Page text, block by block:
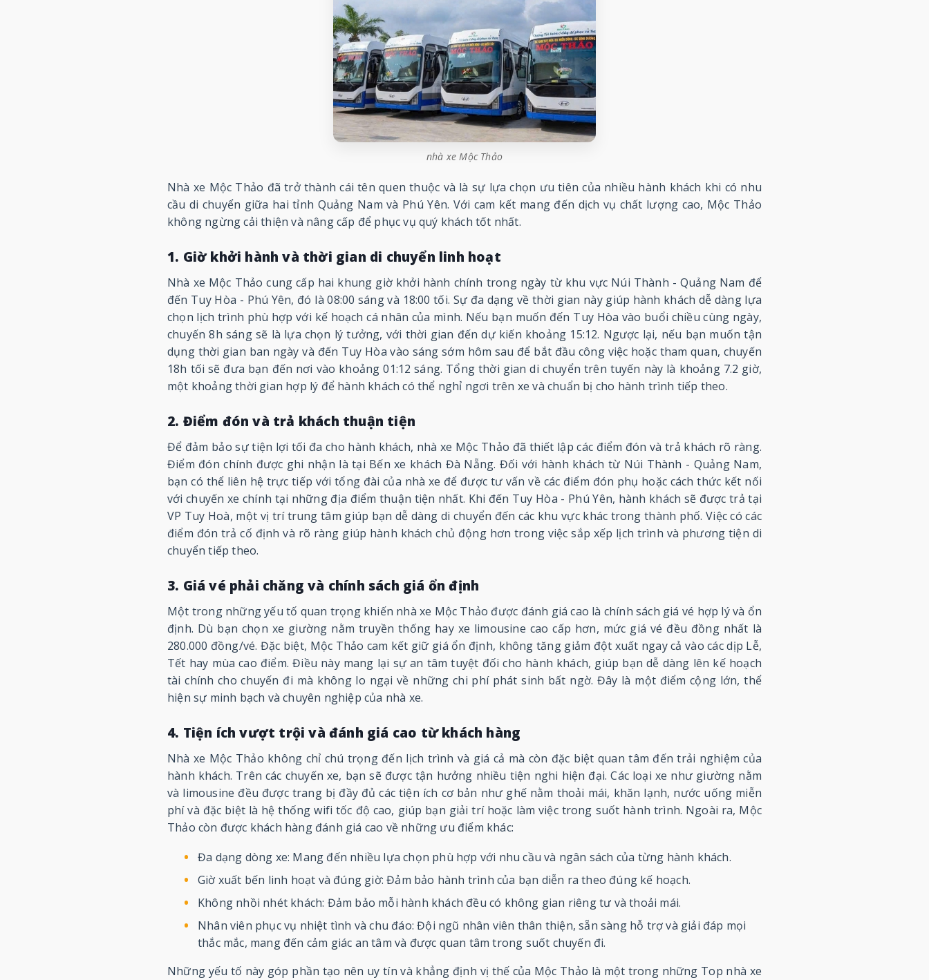
nhà xe Mộc Thảo
Nhà xe Mộc Thảo đã trở thành cái tên quen thuộc và là sự lựa chọn ưu tiên của nhiều hành khách khi có nhu
cầu di chuyển giữa hai tỉnh Quảng Nam và Phú Yên. Với cam kết mang đến dịch vụ chất lượng cao, Mộc Thảo
không ngừng cải thiện và nâng cấp để phục vụ quý khách tốt nhất.
1. Giờ khởi hành và thời gian di chuyển linh hoạt
Nhà xe Mộc Thảo cung cấp hai khung giờ khởi hành chính trong ngày từ khu vực Núi Thành - Quảng Nam để
đến Tuy Hòa - Phú Yên, đó là 08:00 sáng và 18:00 tối. Sự đa dạng về thời gian này giúp hành khách dễ dàng lựa
chọn lịch trình phù hợp với kế hoạch cá nhân của mình. Nếu bạn muốn đến Tuy Hòa vào buổi chiều cùng ngày,
chuyến 8h sáng sẽ là lựa chọn lý tưởng, với thời gian đến dự kiến khoảng 15:12. Ngược lại, nếu bạn muốn tận
dụng thời gian ban ngày và đến Tuy Hòa vào sáng sớm hôm sau để bắt đầu công việc hoặc tham quan, chuyến
18h tối sẽ đưa bạn đến nơi vào khoảng 01:12 sáng. Tổng thời gian di chuyển trên tuyến này là khoảng 7.2 giờ,
một khoảng thời gian hợp lý để hành khách có thể nghỉ ngơi trên xe và chuẩn bị cho hành trình tiếp theo.
2. Điểm đón và trả khách thuận tiện
Để đảm bảo sự tiện lợi tối đa cho hành khách, nhà xe Mộc Thảo đã thiết lập các điểm đón và trả khách rõ ràng.
Điểm đón chính được ghi nhận là tại Bến xe khách Đà Nẵng. Đối với hành khách từ Núi Thành - Quảng Nam,
bạn có thể liên hệ trực tiếp với tổng đài của nhà xe để được tư vấn về các điểm đón phụ hoặc cách thức kết nối
với chuyến xe chính tại những địa điểm thuận tiện nhất. Khi đến Tuy Hòa - Phú Yên, hành khách sẽ được trả tại
VP Tuy Hoà, một vị trí trung tâm giúp bạn dễ dàng di chuyển đến các khu vực khác trong thành phố. Việc có các
điểm đón trả cố định và rõ ràng giúp hành khách chủ động hơn trong việc sắp xếp lịch trình và phương tiện di
chuyển tiếp theo.
3. Giá vé phải chăng và chính sách giá ổn định
Một trong những yếu tố quan trọng khiến nhà xe Mộc Thảo được đánh giá cao là chính sách giá vé hợp lý và ổn
định. Dù bạn chọn xe giường nằm truyền thống hay xe limousine cao cấp hơn, mức giá vé đều đồng nhất là
280.000 đồng/vé. Đặc biệt, Mộc Thảo cam kết giữ giá ổn định, không tăng giảm đột xuất ngay cả vào các dịp Lễ,
Tết hay mùa cao điểm. Điều này mang lại sự an tâm tuyệt đối cho hành khách, giúp bạn dễ dàng lên kế hoạch
tài chính cho chuyến đi mà không lo ngại về những chi phí phát sinh bất ngờ. Đây là một điểm cộng lớn, thể
hiện sự minh bạch và chuyên nghiệp của nhà xe.
4. Tiện ích vượt trội và đánh giá cao từ khách hàng
Nhà xe Mộc Thảo không chỉ chú trọng đến lịch trình và giá cả mà còn đặc biệt quan tâm đến trải nghiệm của
hành khách. Trên các chuyến xe, bạn sẽ được tận hưởng nhiều tiện nghi hiện đại. Các loại xe như giường nằm
và limousine đều được trang bị đầy đủ các tiện ích cơ bản như ghế nằm thoải mái, khăn lạnh, nước uống miễn
phí và đặc biệt là hệ thống wifi tốc độ cao, giúp bạn giải trí hoặc làm việc trong suốt hành trình. Ngoài ra, Mộc
Thảo còn được khách hàng đánh giá cao về những ưu điểm khác:
Đa dạng dòng xe: Mang đến nhiều lựa chọn phù hợp với nhu cầu và ngân sách của từng hành khách.
Giờ xuất bến linh hoạt và đúng giờ: Đảm bảo hành trình của bạn diễn ra theo đúng kế hoạch.
Không nhồi nhét khách: Đảm bảo mỗi hành khách đều có không gian riêng tư và thoải mái.
Nhân viên phục vụ nhiệt tình và chu đáo: Đội ngũ nhân viên thân thiện, sẵn sàng hỗ trợ và giải đáp mọi
thắc mắc, mang đến cảm giác an tâm và được quan tâm trong suốt chuyến đi.
Những yếu tố này góp phần tạo nên uy tín và khẳng định vị thế của Mộc Thảo là một trong những Top nhà xe